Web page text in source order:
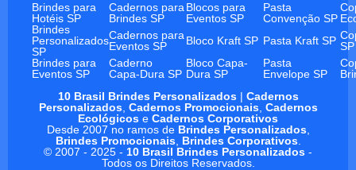
Brindes para
Hotéis SP
Cadernos para
Brindes SP
Blocos para
Eventos SP
Pasta
Convenção SP
Brindes
Personalizados
SP
Cadernos para
Eventos SP
Bloco Kraft SP Pasta Kraft SP SP
Brindes para
Eventos SP
Caderno
Capa-Dura SP
Bloco Capa-
Dura SP
Pasta
Envelope SP
10 Brasil Brindes Personalizados| Cadernos
Personalizados, Cadernos Promocionais, Cadernos
Ecológicos e Cadernos Corporativos
Desde 2007 no ramos de Brindes Personalizados,
Brindes Promocionais, Brindes Corporativos.
© 2007 - 2025 - 10 Brasil Brindes Personalizados -
Todos os Direitos Reservados.